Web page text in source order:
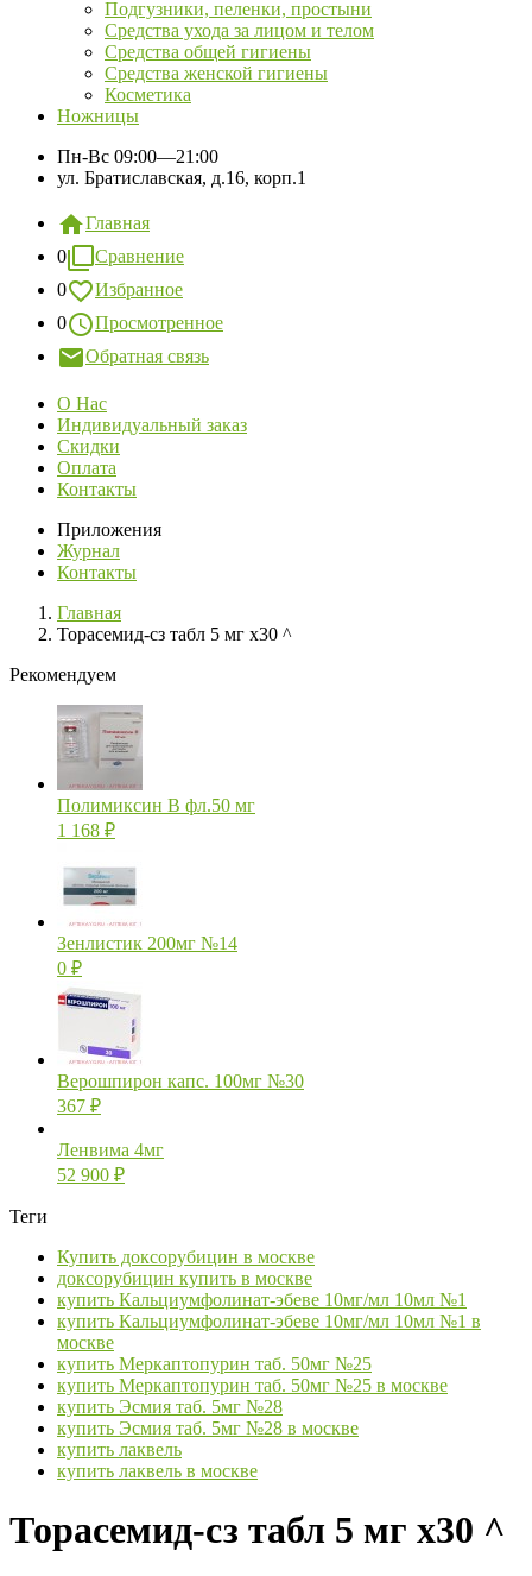
Подгузники, пеленки, простыни
Средства ухода за лицом и телом
Средства общей гигиены
Средства женской гигиены
Косметика
Ножницы
Пн-Вс 09:00—21:00
ул. Братиславская, д.16, корп.1
Главная
0
Сравнение
0
Избранное
0
Просмотренное
Обратная связь
О Нас
Индивидуальный заказ
Скидки
Оплата
Контакты
Приложения
Журнал
Контакты
Главная
Торасемид-сз табл 5 мг х30 ^
Рекомендуем
Полимиксин В фл.50 мг
1 168 ₽
Зенлистик 200мг №14
0 ₽
Верошпирон капс. 100мг №30
367 ₽
Ленвима 4мг
52 900 ₽
Теги
Купить доксорубицин в москве
доксорубицин купить в москве
купить Кальциумфолинат-эбеве 10мг/мл 10мл №1
купить Кальциумфолинат-эбеве 10мг/мл 10мл №1 в
москве
купить Меркаптопурин таб. 50мг №25
купить Меркаптопурин таб. 50мг №25 в москве
купить Эсмия таб. 5мг №28
купить Эсмия таб. 5мг №28 в москве
купить лаквель
купить лаквель в москве
Торасемид-сз табл 5 мг х30 ^